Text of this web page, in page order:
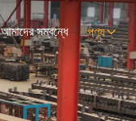
আমাদের সম্বন্ধে পণ্য